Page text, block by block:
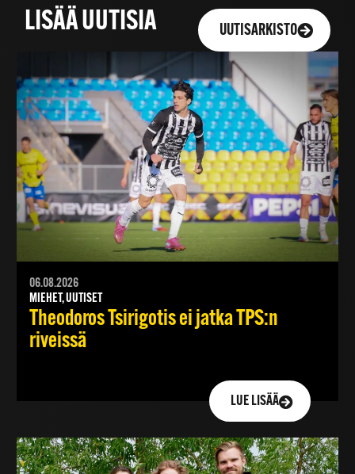
LISÄÄ UUTISIA UUTISARKISTO
06.08.2026
MIEHET, UUTISET
Theodoros Tsirigotis ei jatka TPS:n
riveissä
LUE LISÄÄ